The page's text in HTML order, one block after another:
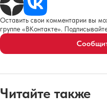
Оставить свои комментарии вы
группе «ВКонтакте».
Читайте также